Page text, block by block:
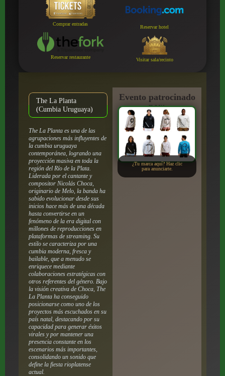
Comprar entradas
Reservar hotel
Reservar restaurante Visitar sala/recinto
The La Planta
(Cumbia Uruguaya)
The La Planta es una de las
agrupaciones más influyentes de
la cumbia uruguaya
contemporánea, logrando una
proyección masiva en toda la
región del Río de la Plata.
Liderada por el cantante y
compositor Nicolás Choca,
originario de Melo, la banda ha
sabido evolucionar desde sus
inicios hace más de una década
hasta convertirse en un
fenómeno de la era digital con
millones de reproducciones en
plataformas de streaming. Su
estilo se caracteriza por una
cumbia moderna, fresca y
bailable, que a menudo se
enriquece mediante
colaboraciones estratégicas con
otros referentes del género. Bajo
la visión creativa de Choca, The
La Planta ha conseguido
posicionarse como uno de los
proyectos más escuchados en su
país natal, destacando por su
capacidad para generar éxitos
virales y por mantener una
presencia constante en los
escenarios más importantes,
consolidando un sonido que
define la fiesta rioplatense
actual.
Evento patrocinado
por:
¿Tu marca aquí? Haz clic
para anunciarte.